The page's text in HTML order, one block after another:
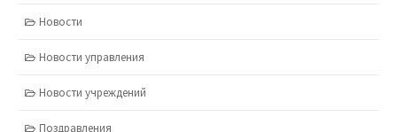
Новости
Новости управления
Новости учреждений
Поздравления